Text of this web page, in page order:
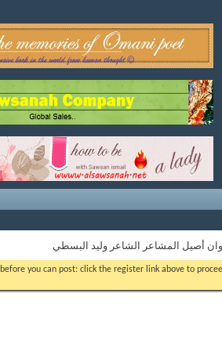
أصيل المشاعر الشاعر وليد البسطي
before you can post: click the register link above to